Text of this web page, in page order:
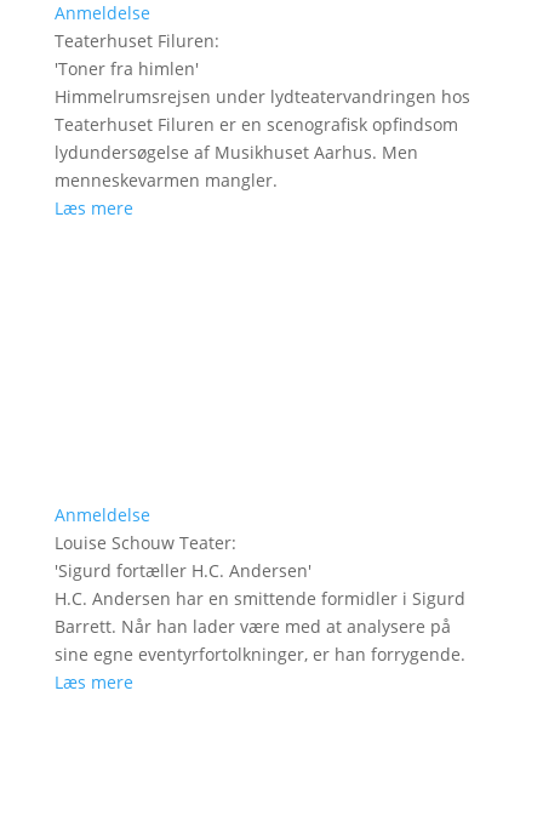
Anmeldelse
Teaterhuset Filuren:
'Toner fra himlen'
Himmelrumsrejsen under lydteatervandringen hos
Teaterhuset Filuren er en scenografisk opfindsom
lydundersøgelse af Musikhuset Aarhus. Men
menneskevarmen mangler.
Læs mere
Anmeldelse
Louise Schouw Teater:
'Sigurd fortæller H.C. Andersen'
H.C. Andersen har en smittende formidler i Sigurd
Barrett. Når han lader være med at analysere på
sine egne eventyrfortolkninger, er han forrygende.
Læs mere